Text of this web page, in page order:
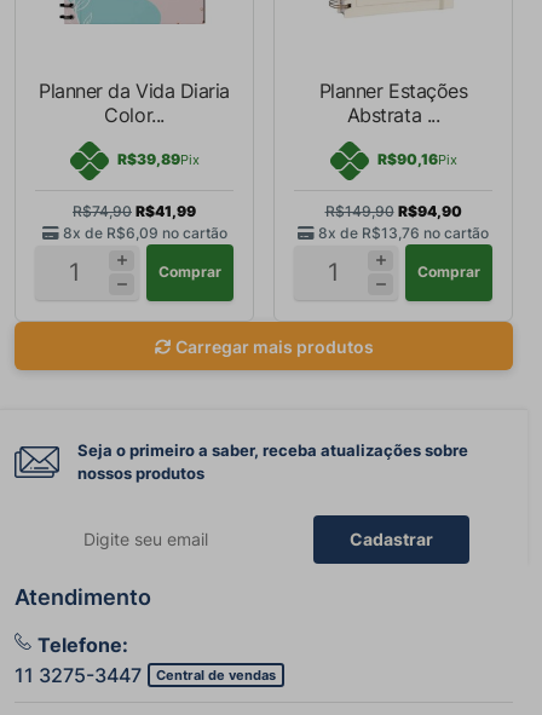
Planner da Vida Diaria
Color...
R$39,89Pix
R$74,90 R$41,99
8x de R$6,09 no cartão
Comprar
Planner Estações
Abstrata ...
R$90,16Pix
R$149,90 R$94,90
8x de R$13,76 no cartão
Comprar
Carregar mais produtos
Seja o primeiro a saber, receba atualizações sobre
nossos produtos
Cadastrar
Atendimento
Telefone:
11 3275-3447
Central de vendas